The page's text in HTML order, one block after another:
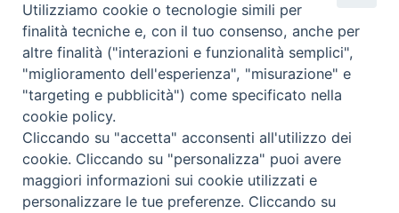
Torna il Campo Missionario Diocesano
_____________________________________________________
_____________________________
DIOCESI DI FANO FOSSOMBRONE CAGLI PERGOLA | Via Roma,
118 - 61032 FANO (PU) |
Tel. 0721 803737 o 826044 | Cod. Fiscale 90003900413
Utilizziamo cookie o tecnologie simili per
finalità tecniche e, con il tuo consenso, anche per
altre finalità ("interazioni e funzionalità semplici",
"miglioramento dell'esperienza", "misurazione" e
"targeting e pubblicità") come specificato nella
cookie policy.
Cliccando su "accetta" acconsenti all'utilizzo dei
cookie. Cliccando su "personalizza" puoi avere
maggiori informazioni sui cookie utilizzati e
personalizzare le tue preferenze. Cliccando su